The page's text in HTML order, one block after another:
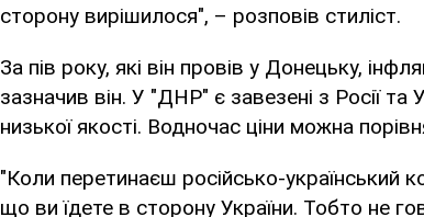
сторону вирішилося", – розповів стиліст.
За пів року, які він провів у Донецьку,
зазначив він. У "ДНР" є завезені з Росії та
низької якості. Водночас ціни можна
"Коли перетинаєш російсько-український
що ви їдете в сторону України. Тобто не